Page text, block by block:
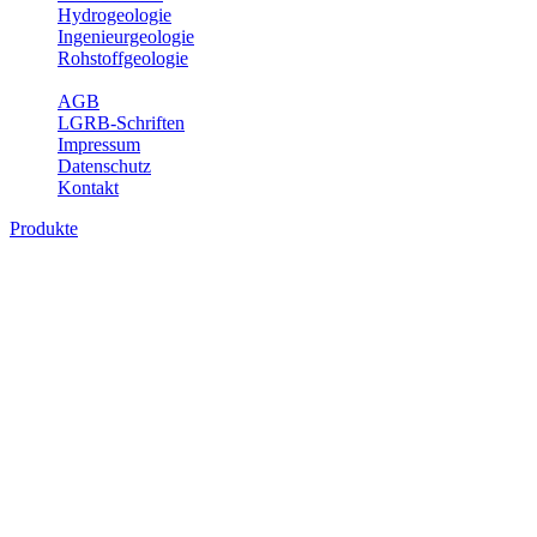
Hydrogeologie
Ingenieurgeologie
Rohstoffgeologie
AGB
LGRB-Schriften
Impressum
Datenschutz
Kontakt
Produkte